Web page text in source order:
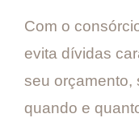
Com o
evita dívidas
seu orçamento,
quando e